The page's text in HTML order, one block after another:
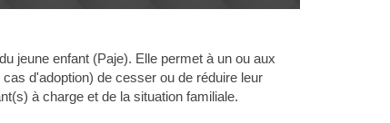
jeune enfant (Paje). Elle permet à un ou aux
d'adoption) de cesser ou de réduire leur
à charge et de la situation familiale.